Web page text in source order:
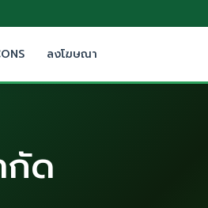
ลงโฆษณา
กัด